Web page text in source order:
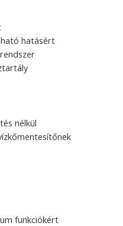
hatásért
nélkül
funkciókért